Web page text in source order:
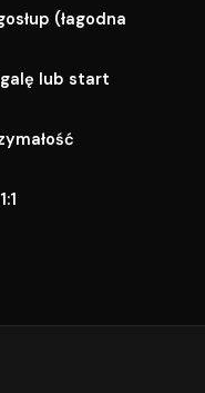
(łagodna
lub start